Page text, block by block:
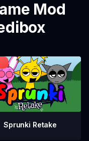
Mod
Sprunki Retake